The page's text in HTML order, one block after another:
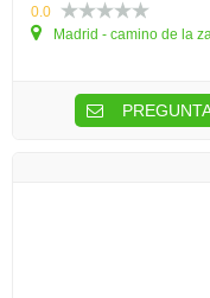
0.0
Madrid - camino de la